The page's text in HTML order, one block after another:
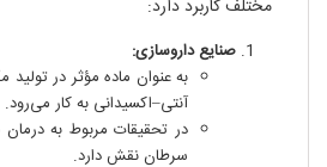
مختلف کاربرد دارد:
صنایع داروسازی:
به عنوان ماده مؤثر در
آنتی–اکسیدانی به کار می‌رود.
در تحقیقات مربوط به درمان
سرطان نقش دارد.